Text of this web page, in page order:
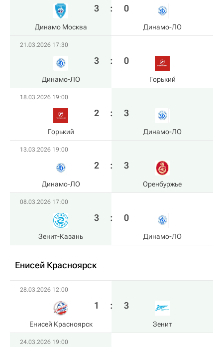
Динамо Москва
3 : 0
Динамо-ЛО
21.03.2026 17:30
Динамо-ЛО
3 : 0
Горький
18.03.2026 19:00
Горький
2 : 3
Динамо-ЛО
13.03.2026 19:00
Динамо-ЛО
2 : 3
Оренбуржье
08.03.2026 17:00
Зенит-Казань
3 : 0
Динамо-ЛО
Енисей Красноярск
28.03.2026 12:00
Енисей Красноярск
1 : 3
Зенит
24.03.2026 19:00